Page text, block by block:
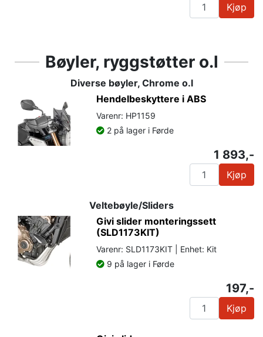
Kjøp
Bøyler, ryggstøtter o.l
Diverse bøyler, Chrome o.l
Hendelbeskyttere i ABS
Varenr: HP1159
2 på lager i Førde
1 893,-
Kjøp
Veltebøyle/Sliders
Givi slider monteringssett
(SLD1173KIT)
Varenr: SLD1173KIT | Enhet: Kit
9 på lager i Førde
197,-
Kjøp